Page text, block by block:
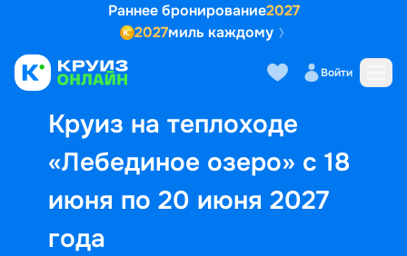
Раннее бронирование2027
2027миль каждому
Войти
Круиз на теплоходе
«Лебединое озеро» с 18
июня по 20 июня 2027
года
Выбор кают Маршрут и